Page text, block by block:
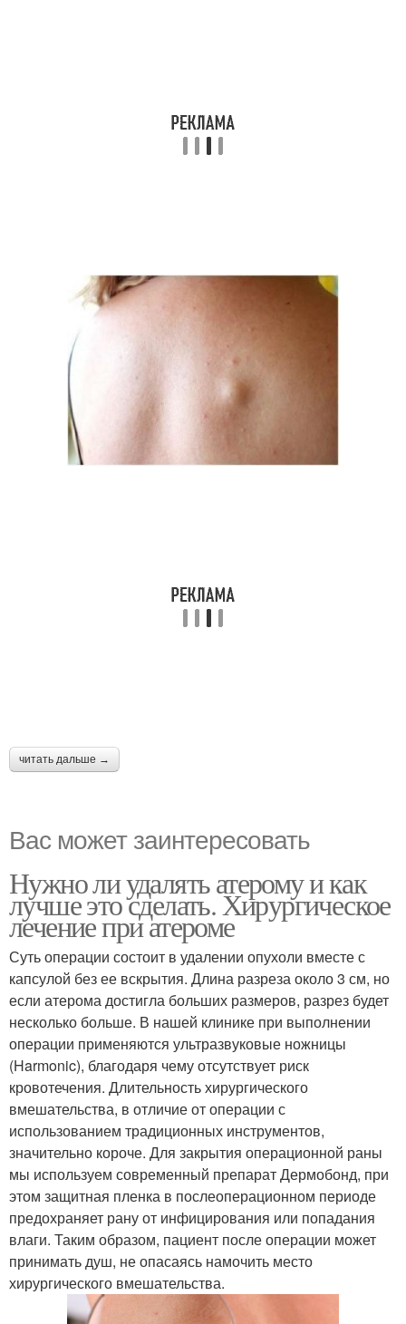
читать дальше →
Вас может заинтересовать
Нужно ли удалять атерому и как
лучше это сделать. Хирургическое
лечение при атероме
Суть операции состоит в удалении опухоли вместе с
капсулой без ее вскрытия. Длина разреза около 3 см, но
если атерома достигла больших размеров, разрез будет
несколько больше. В нашей клинике при выполнении
операции применяются ультразвуковые ножницы
(Harmonic), благодаря чему отсутствует риск
кровотечения. Длительность хирургического
вмешательства, в отличие от операции с
использованием традиционных инструментов,
значительно короче. Для закрытия операционной раны
мы используем современный препарат Дермобонд, при
этом защитная пленка в послеоперационном периоде
предохраняет рану от инфицирования или попадания
влаги. Таким образом, пациент после операции может
принимать душ, не опасаясь намочить место
хирургического вмешательства.